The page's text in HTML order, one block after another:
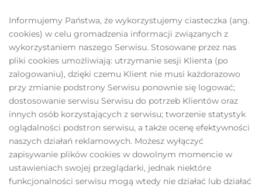
Informujemy Państwa, że wykorzystujemy ciasteczka (ang.
cookies) w celu gromadzenia informacji związanych z
wykorzystaniem naszego Serwisu. Stosowane przez nas
pliki cookies umożliwiają: utrzymanie sesji Klienta (po
zalogowaniu), dzięki czemu Klient nie musi każdorazowo
przy zmianie podstrony Serwisu ponownie się logować;
dostosowanie serwisu Serwisu do potrzeb Klientów oraz
innych osób korzystających z serwisu; tworzenie statystyk
oglądalności podstron serwisu, a także ocenę efektywności
naszych działań reklamowych. Możesz wyłączyć
zapisywanie plików cookies w dowolnym momencie w
ustawieniach swojej przeglądarki, jednak niektóre
funkcjonalności serwisu mogą wtedy nie działać lub działać